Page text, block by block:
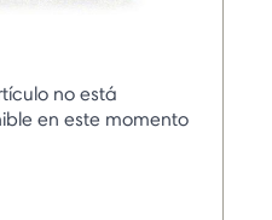
no está
en este momento